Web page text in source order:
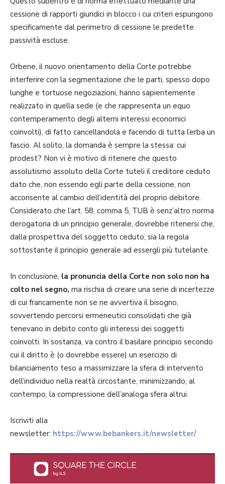
cessione di rapporti giuridici in blocco i cui criteri espungono
specificamente dal perimetro di cessione le predette
passività escluse.
Orbene, il nuovo orientamento della Corte potrebbe
interferire con la segmentazione che le parti, spesso dopo
lunghe e tortuose negoziazioni, hanno sapientemente
realizzato in quella sede (e che rappresenta un equo
contemperamento degli alterni interessi economici
coinvolti), di fatto cancellandola e facendo di tutta l’erba un
fascio. Al solito, la domanda è sempre la stessa: cui
prodest? Non vi è motivo di ritenere che questo
assolutismo assoluto della Corte tuteli il creditore ceduto
dato che, non essendo egli parte della cessione, non
acconsente al cambio dell’identità del proprio debitore.
Considerato che l’art. 58, comma 5, TUB è senz’altro norma
derogatoria di un principio generale, dovrebbe ritenersi che,
dalla prospettiva del soggetto ceduto, sia la regola
sottostante il principio generale ad essergli più tutelante.
In conclusione, la pronuncia della Corte non solo non ha
colto nel segno, ma rischia di creare una serie di incertezze
di cui francamente non se ne avvertiva il bisogno,
sovvertendo percorsi ermeneutici consolidati che già
tenevano in debito conto gli interessi dei soggetti
coinvolti. In sostanza, va contro il basilare principio secondo
cui il diritto è (o dovrebbe essere) un esercizio di
bilanciamento teso a massimizzare la sfera di intervento
dell’individuo nella realtà circostante, minimizzando, al
contempo, la compressione dell’analoga sfera altrui.
Iscriviti alla
newsletter: https://www.bebankers.it/newsletter/